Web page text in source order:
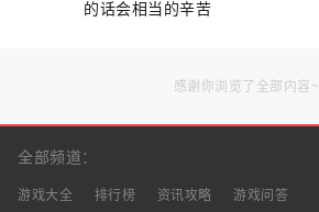
的话会相当的辛苦
感谢你浏览了全部内容~
全部频道：
游戏大全 排行榜 资讯攻略 游戏问答